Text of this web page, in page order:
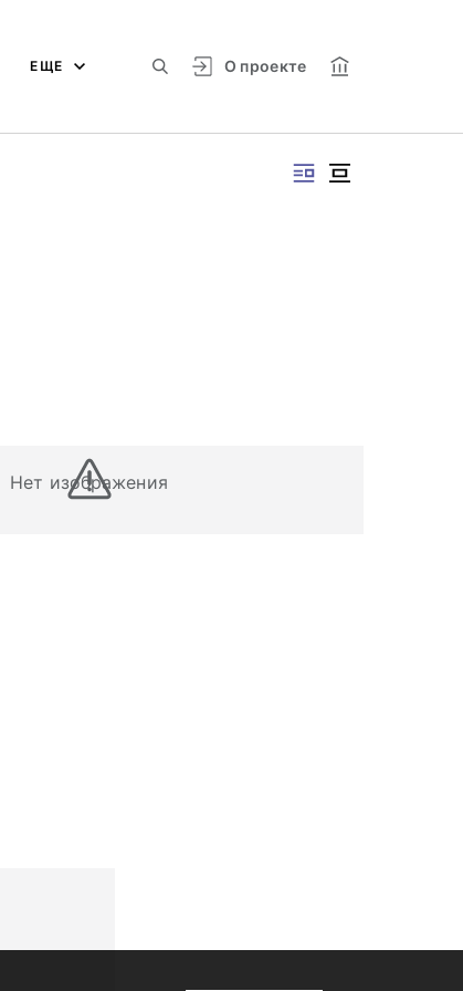
О проекте
ЕЩЕ
Нет изображения